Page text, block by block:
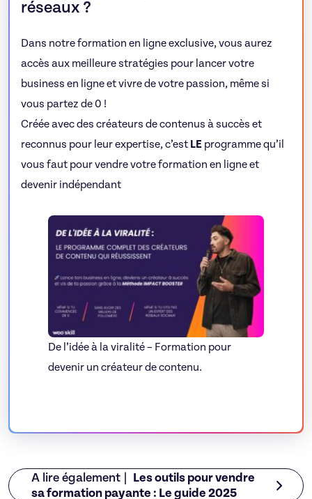
réseaux ?
Dans notre formation en ligne exclusive, vous aurez
accès aux meilleure stratégies pour lancer votre
business en ligne et vivre de votre passion, même si
vous partez de 0 !
Créée avec des créateurs de contenus à succès et
reconnus pour leur expertise, c’est LE programme qu’il
vous faut pour vendre votre formation en ligne et
devenir indépendant
De l’idée à la viralité – Formation pour
devenir un créateur de contenu.
A lire également | Les outils pour vendre
sa formation payante : Le guide 2025